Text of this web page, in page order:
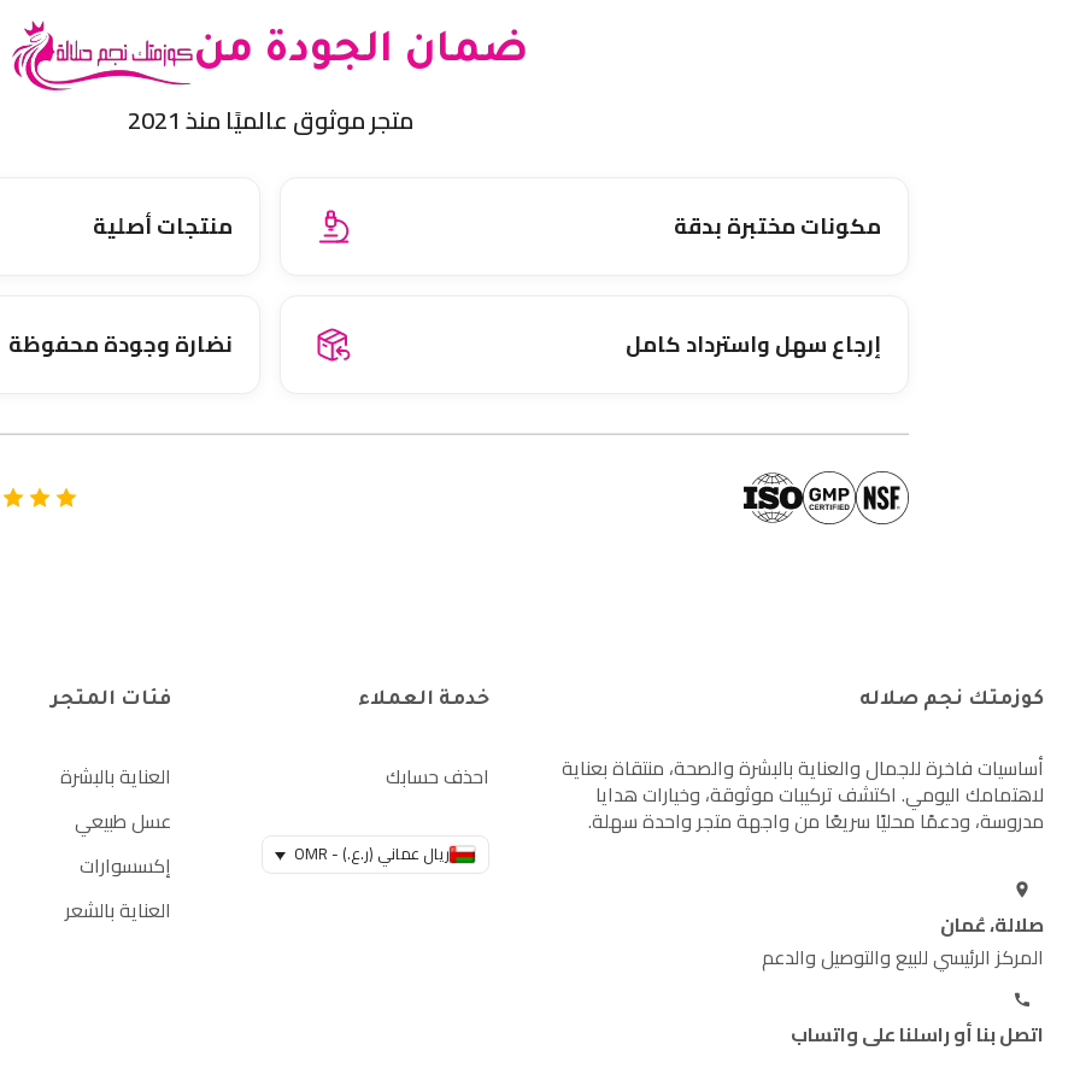
ضمان الجودة من
متجر موثوق عالميًا منذ 2021
مكونات مختبرة بدقة منتجات أصلية
إرجاع سهل واسترداد كامل نضارة وجودة محفوظة
كوزمتك نجم صلاله
أساسيات فاخرة للجمال والعناية بالبشرة والصحة، منتقاة بعناية
لاهتمامك اليومي. اكتشف تركيبات موثوقة، وخيارات هدايا
مدروسة، ودعمًا محليًا سريعًا من واجهة متجر واحدة سهلة.
صلالة، عُمان
المركز الرئيسي للبيع والتوصيل والدعم
اتصل بنا أو راسلنا على واتساب
خدمة العملاء
احذف حسابك
ريال عماني (ر.ع.) - OMR
فئات المتجر
العناية بالبشرة
عسل طبيعي
إكسسوارات
العناية بالشعر